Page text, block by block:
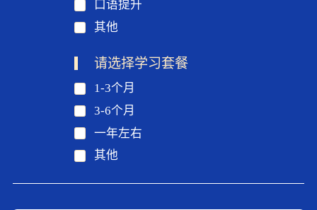
口语提升
其他
请选择学习套餐
1-3个月
3-6个月
一年左右
其他